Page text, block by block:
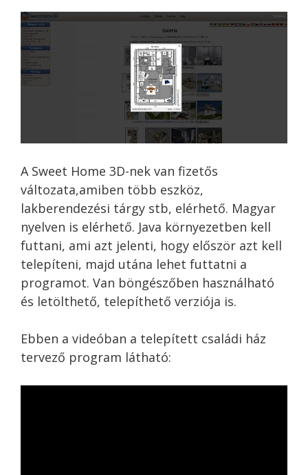
A Sweet Home 3D-nek van fizetős
változata,amiben több eszköz,
lakberendezési tárgy stb, elérhető. Magyar
nyelven is elérhető. Java környezetben kell
futtani, ami azt jelenti, hogy először azt kell
telepíteni, majd utána lehet futtatni a
programot. Van böngészőben használható
és letölthető, telepíthető verziója is.
Ebben a videóban a telepített családi ház
tervező program látható: